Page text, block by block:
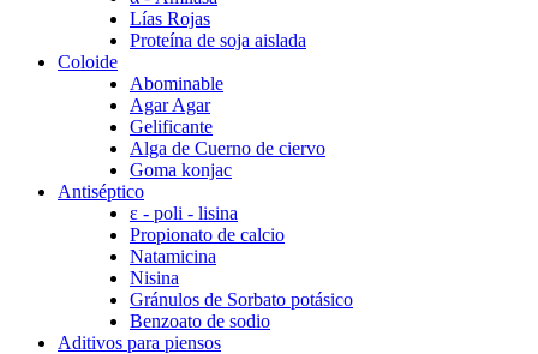
Lías Rojas
Proteína de soja aislada
Coloide
Abominable
Agar Agar
Gelificante
Alga de Cuerno de ciervo
Goma konjac
Antiséptico
ε - poli - lisina
Propionato de calcio
Natamicina
Nisina
Gránulos de Sorbato potásico
Benzoato de sodio
Aditivos para piensos